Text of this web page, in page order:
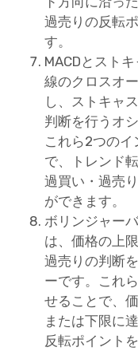
過売りの反転
す。
MACDとスト
線のクロスオ
し、ストキャ
判断を行うオ
これら2つのイ
で、トレンド
過買い・過売
ができます。
ボリンジャー
は、価格の上
過売りの判断
ーです。これ
せることで、
または下限に
反転ポイント